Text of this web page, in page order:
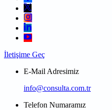
İletişime Geç
E-Mail Adresimiz
info@consulta.com.tr
Telefon Numaramız